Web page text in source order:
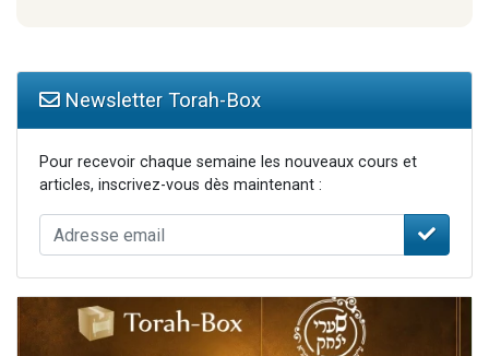
Newsletter Torah-Box
Pour recevoir chaque semaine les nouveaux cours et
articles, inscrivez-vous dès maintenant :